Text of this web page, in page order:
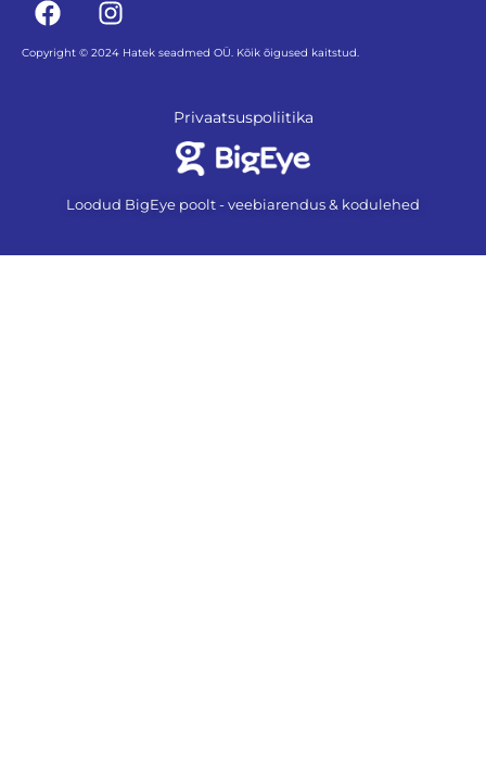
Copyright © 2024 Hatek seadmed OÜ. Kõik õigused kaitstud.
Privaatsuspoliitika
Loodud BigEye poolt - veebiarendus & kodulehed